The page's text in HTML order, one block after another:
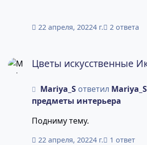
18 часов, рабочие дни (по
22 апреля, 20224 г. 2 ответа
Цветы искусственные
Mariya_S ответил Mariya_S
предметы интерьера
Подниму тему.
22 апреля, 20224 г. 1 ответ